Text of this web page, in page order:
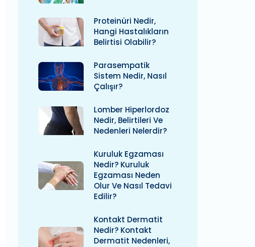
Proteinüri Nedir,
Hangi Hastalıkların
Belirtisi Olabilir?
Parasempatik
Sistem Nedir, Nasıl
Çalışır?
Lomber Hiperlordoz
Nedir, Belirtileri Ve
Nedenleri Nelerdir?
Kuruluk Egzaması
Nedir? Kuruluk
Egzaması Neden
Olur Ve Nasıl Tedavi
Edilir?
Kontakt Dermatit
Nedir? Kontakt
Dermatit Nedenleri,